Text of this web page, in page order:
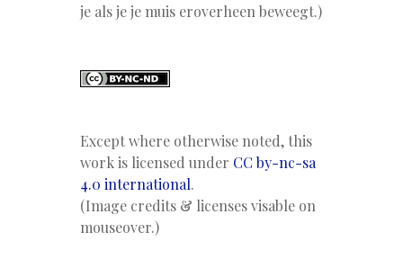
je als je je muis eroverheen beweegt.)
Except where otherwise noted, this
work is licensed under CC by-nc-sa
4.0 international.
(Image credits & licenses visable on
mouseover.)